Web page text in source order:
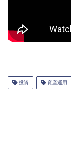
投資 資産運用